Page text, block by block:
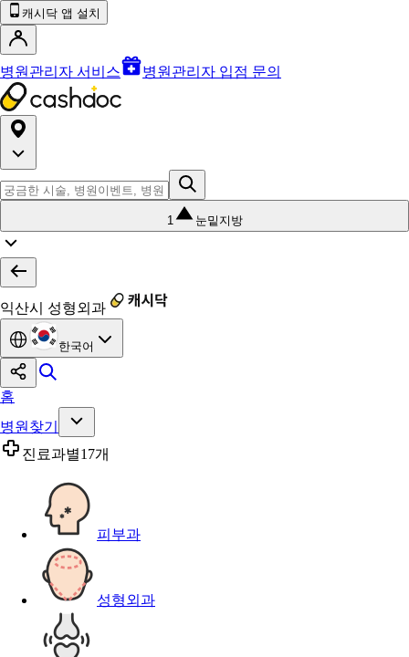
캐시닥 앱 설치
병원관리자 서비스 병원관리자 입점 문의
1 눈밑지방
익산시 성형외과
한국어
홈
병원찾기
진료과별17개
피부과
성형외과